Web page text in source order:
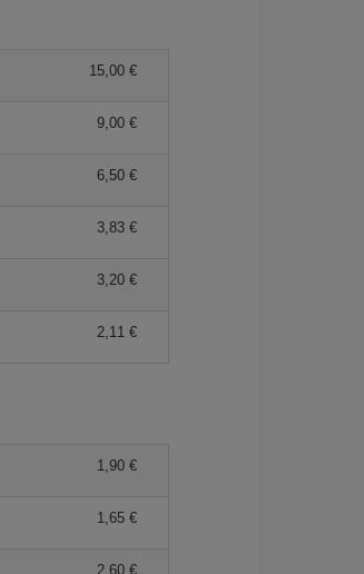
15,00 €
9,00 €
6,50 €
3,83 €
3,20 €
2,11 €
1,90 €
1,65 €
2,60 €